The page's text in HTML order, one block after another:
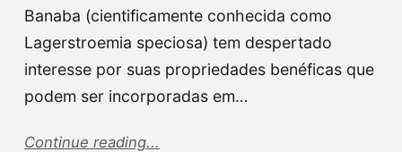
Banaba (cientificamente conhecida como
Lagerstroemia speciosa) tem despertado
interesse por suas propriedades benéficas que
podem ser incorporadas em…
Continue reading...